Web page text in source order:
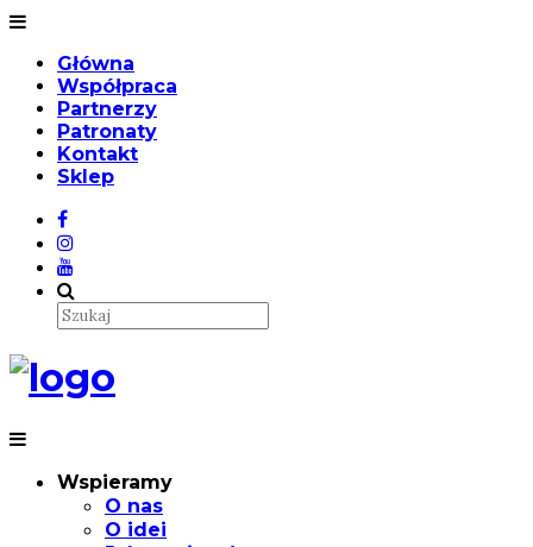
Główna
Współpraca
Partnerzy
Patronaty
Kontakt
Sklep
Wspieramy
O nas
O idei